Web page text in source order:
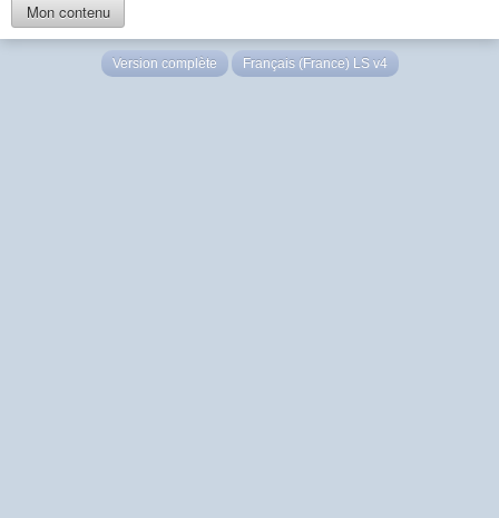
Mon contenu
Version complète Français (France) LS v4